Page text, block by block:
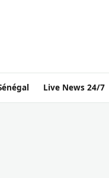
Live News 24/7